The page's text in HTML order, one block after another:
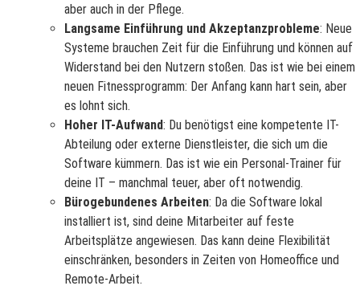
aber auch in der Pflege.
Langsame Einführung und Akzeptanzprobleme: Neue
Systeme brauchen Zeit für die Einführung und können auf
Widerstand bei den Nutzern stoßen. Das ist wie bei einem
neuen Fitnessprogramm: Der Anfang kann hart sein, aber
es lohnt sich.
Hoher IT-Aufwand: Du benötigst eine kompetente IT-
Abteilung oder externe Dienstleister, die sich um die
Software kümmern. Das ist wie ein Personal-Trainer für
deine IT – manchmal teuer, aber oft notwendig.
Bürogebundenes Arbeiten: Da die Software lokal
installiert ist, sind deine Mitarbeiter auf feste
Arbeitsplätze angewiesen. Das kann deine Flexibilität
einschränken, besonders in Zeiten von Homeoffice und
Remote-Arbeit.